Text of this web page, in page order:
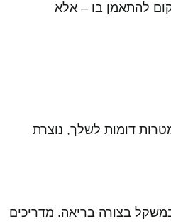
להתאמן בו – אלא
דומות לשלך, נוצרת
במשקל בצורה בריאה. מדריכים